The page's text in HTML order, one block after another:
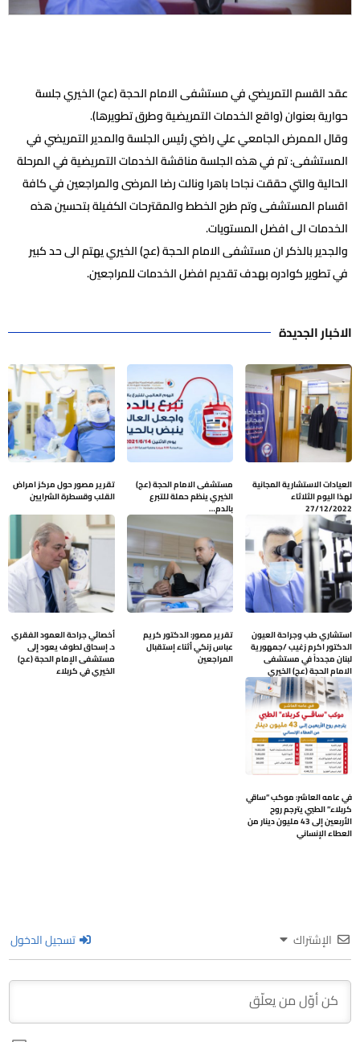
عقد القسم التمريضي في مستشفى الامام الحجة (عج) الخيري جلسة
حوارية بعنوان (واقع الخدمات التمريضية وطرق تطويرها).
وقال الممرض الجامعي علي راضي رئيس الجلسة والمدير التمريضي في
المستشفى: تم في هذه الجلسة مناقشة الخدمات التمريضية في المرحلة
الحالية والتي حققت نجاحا باهرا ونالت رضا المرضى والمراجعين في كافة
اقسام المستشفى وتم طرح الخطط والمقترحات الكفيلة بتحسين هذه
الخدمات الى افضل المستويات.
والجدير بالذكر ان مستشفى الامام الحجة (عج) الخيري يهتم الى حد كبير
في تطوير كوادره بهدف تقديم افضل الخدمات للمراجعين.
الاخبار الجديدة
العيادات الاستشارية المجانية
لهذا اليوم الثلاثاء
27/12/2022
مستشفى الامام الحجة (عج)
الخيري ينظم حملة للتبرع
بالدم…
تقرير مصور حول مركز امراض
القلب وقسطرة الشرايين
استشاري طب وجراحة العيون
الدكتور اكرم زغيب /جمهورية
لبنان مجدداً في مستشفى
الامام الحجة (عج) الخيري
تقرير مصور: الدكتور كريم
عباس زنكي أثناء إستقبال
المراجعين
أخصائي جراحة العمود الفقري
د. إسحاق لطوف يعود إلى
مستشفى الإمام الحجة (عج)
الخيري في كربلاء
في عامه العاشر: موكب “ساقي
كربلاء” الطبي يترجم روح
الأربعين إلى 43 مليون دينار من
العطاء الإنساني
الإشتراك تسجيل الدخول